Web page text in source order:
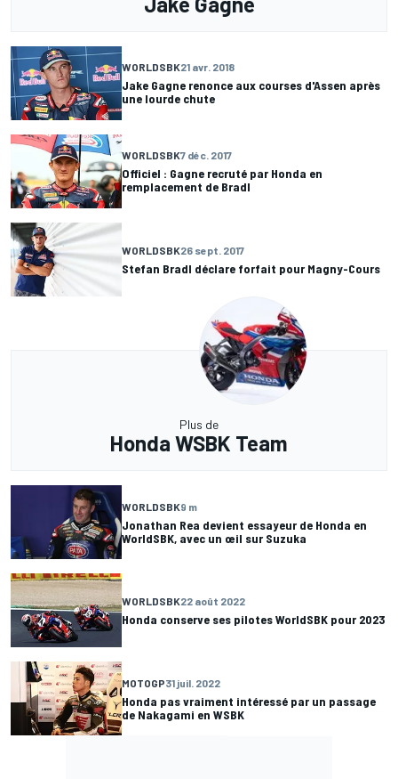
WORLDSBK21 avr. 2018
Jake Gagne renonce aux courses d'Assen après
une lourde chute
WORLDSBK7 déc. 2017
Officiel : Gagne recruté par Honda en
remplacement de Bradl
WORLDSBK26 sept. 2017
Stefan Bradl déclare forfait pour Magny-Cours
Plus de
Honda WSBK Team
WORLDSBK9 m
Jonathan Rea devient essayeur de Honda en
WorldSBK, avec un œil sur Suzuka
WORLDSBK22 août 2022
Honda conserve ses pilotes WorldSBK pour 2023
MOTOGP31 juil. 2022
Honda pas vraiment intéressé par un passage
de Nakagami en WSBK